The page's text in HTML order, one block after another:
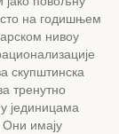
на годишњем
нивоу
скупштинска
тренутно
јединицама
Они имају